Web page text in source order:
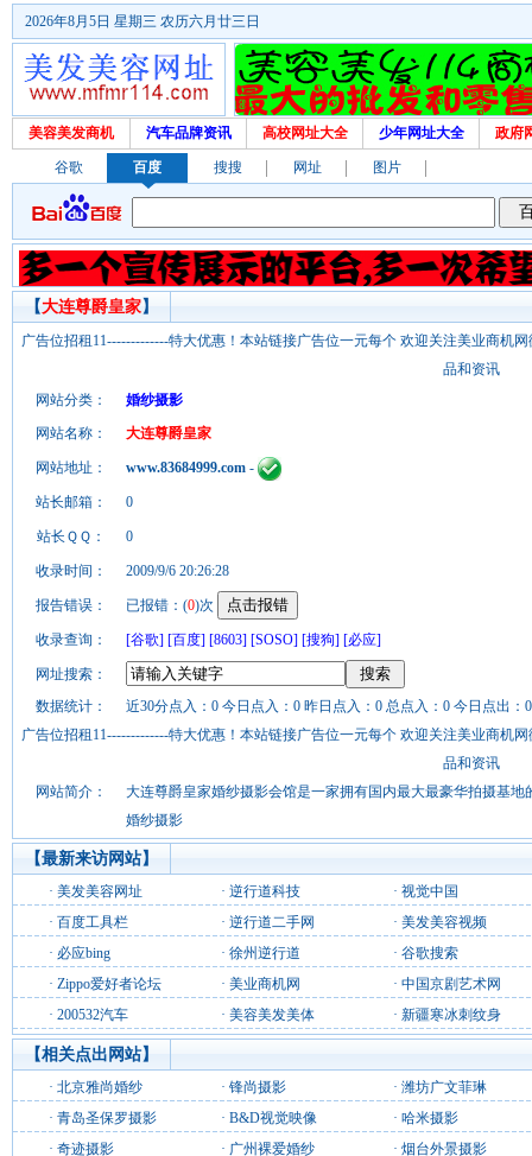
2026年8月5日 星期三 农历六月廿三日
美容美发商机 汽车品牌资讯 高校网址大全 少年网址大全 政府
谷歌 百度 搜搜 网址 图片
【大连尊爵皇家】
广告位招租11-------------特大优惠！本站链接广告位一元每个 欢迎关注美业商机
品和资讯
网站分类：
婚纱摄影
网站名称：
大连尊爵皇家
网站地址： www.83684999.com -
站长邮箱： 0
站长ＱＱ： 0
收录时间： 2009/9/6 20:26:28
报告错误： 已报错：(0)次
收录查询： [谷歌] [百度] [8603] [SOSO] [搜狗] [必应]
网址搜索：
数据统计：
近30分点入：0 今日点入：0 昨日点入：0 总点入：0 今日点出：
广告位招租11-------------特大优惠！本站链接广告位一元每个 欢迎关注美业商机
品和资讯
网站简介：
大连尊爵皇家婚纱摄影会馆是一家拥有国内最大最豪华拍摄基
婚纱摄影
【最新来访网站】
· 美发美容网址 · 逆行道科技 · 视觉中国
· 百度工具栏 · 逆行道二手网 · 美发美容视频
· 必应bing · 徐州逆行道 · 谷歌搜索
· Zippo爱好者论坛 · 美业商机网 · 中国京剧艺术网
· 200532汽车 · 美容美发美体 · 新疆寒冰刺纹身
【相关点出网站】
· 北京雅尚婚纱 · 锋尚摄影 · 潍坊广文菲琳
· 青岛圣保罗摄影 · B&D视觉映像 · 哈米摄影
· 奇迹摄影 · 广州裸爱婚纱 · 烟台外景摄影